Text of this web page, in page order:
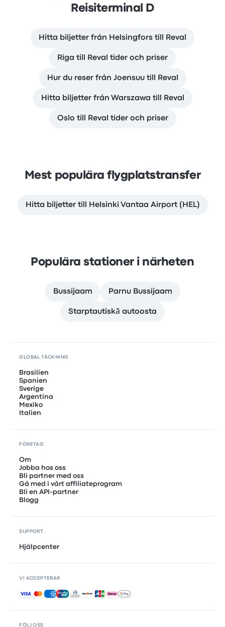
Reisiterminal D
Hitta biljetter från Helsingfors till Reval
Riga till Reval tider och priser
Hur du reser från Joensuu till Reval
Hitta biljetter från Warszawa till Reval
Oslo till Reval tider och priser
Mest populära flygplatstransfer
Hitta biljetter till Helsinki Vantaa Airport (HEL)
Populära stationer i närheten
Bussijaam Parnu Bussijaam
Starptautiskā autoosta
FÖLJ OSS
GLOBAL TÄCKNING
Brasilien
Spanien
Sverige
Argentina
Mexiko
Italien
FÖRETAG
Om
Jobba hos oss
Bli partner med oss
Gå med i vårt affiliateprogram
Bli en API-partner
Blogg
SUPPORT
Hjälpcenter
VI ACCEPTERAR
Accepterade betalningar